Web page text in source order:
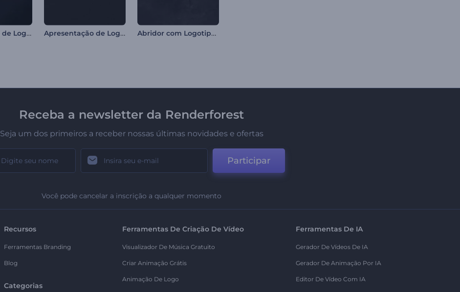
Apresentação de Logotipo - Liquído Iridescente Apresentação de Logo - 3D em Relevo Abridor com Logotipo Multicor
Receba a newsletter da Renderforest
Seja um dos primeiros a receber nossas últimas novidades e ofertas
Participar
Você pode cancelar a inscrição a qualquer momento
Recursos
Ferramentas Branding
Blog
Categorias
Ferramentas De Criação De Vídeo
Visualizador De Música Gratuito
Criar Animação Grátis
Animação De Logo
Ferramentas De IA
Gerador De Vídeos De IA
Gerador De Animação Por IA
Editor De Vídeo Com IA